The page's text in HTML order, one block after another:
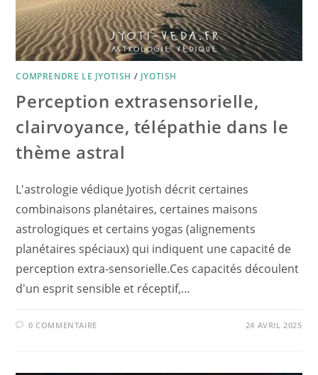
COMPRENDRE LE JYOTISH / JYOTISH
Perception extrasensorielle,
clairvoyance, télépathie dans le
thème astral
L'astrologie védique Jyotish décrit certaines
combinaisons planétaires, certaines maisons
astrologiques et certains yogas (alignements
planétaires spéciaux) qui indiquent une capacité de
perception extra-sensorielle.Ces capacités découlent
d'un esprit sensible et réceptif,…
0 COMMENTAIRE 24 AVRIL 2025